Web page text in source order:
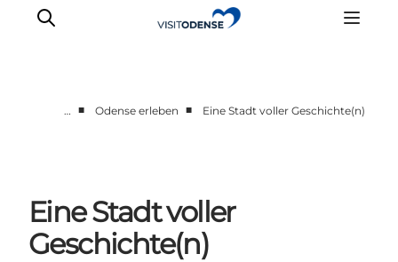
Reiseplanung
Inspiration
… ■ Odense erleben ■ Eine Stadt voller Geschichte(n)
Eine Stadt voller
Geschichte(n)